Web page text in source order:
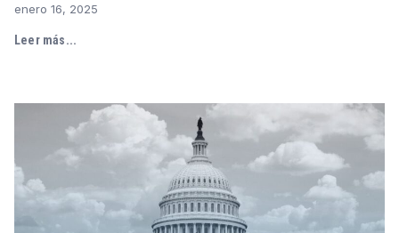
enero 16, 2025
Leer más...